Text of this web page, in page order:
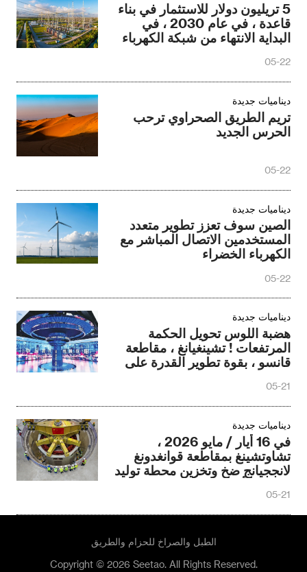
5 تريليون دولار للاستثمار في بناء
قاعدة ، في عام 2030 ، في
البداية الانتهاء من شبكة الكهرباء
05-22
ديناميات جديدة
تريم الطريق الصحراوي ترحب
الحرس الجديد
05-22
ديناميات جديدة
الصين سوف تعزز تطوير متعدد
المستخدمين الاتصال المباشر مع
الكهرباء الخضراء
05-22
ديناميات جديدة
هضبة اللوس تحويل الحكمة
المرتفعات ! تشينغيانغ ، مقاطعة
قانسو ، بقوة تطوير القدرة على
05-21
ديناميات جديدة
في 16 أيار / مايو 2026 ،
تشاوتشينغ بمقاطعة قوانغدونغ
لانججيانج ضخ وتخزين محطة توليد
بدأت تركيب
05-21
الطبل والصراخ للحزام والطريق
Copyright © 2026 Seetao. All Rights Reserved.